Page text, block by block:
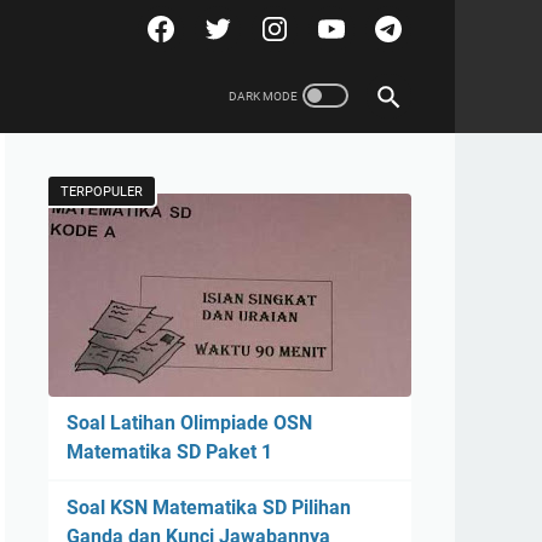
TERPOPULER
Soal Latihan Olimpiade OSN
Matematika SD Paket 1
Soal KSN Matematika SD Pilihan
Ganda dan Kunci Jawabannya